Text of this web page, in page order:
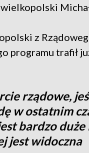
z
programu trafił
rządowe,
w ostatnim
bardzo
jest widoczna